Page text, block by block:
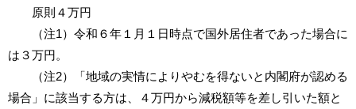
原則４万円
（注1）令和６年１月１日時点で国外居住者であった場合に
は３万円。
（注2）「地域の実情によりやむを得ないと内閣府が認める
場合」に該当する方は、４万円から減税額等を差し引いた額と